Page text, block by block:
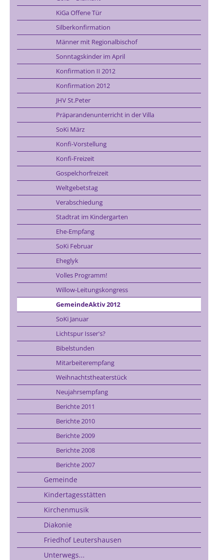
KiGa Offene Tür
Silberkonfirmation
Männer mit Regionalbischof
Sonntagskinder im April
Konfirmation II 2012
Konfirmation 2012
JHV St.Peter
Präparandenunterricht in der Villa
SoKi März
Konfi-Vorstellung
Konfi-Freizeit
Gospelchorfreizeit
Weltgebetstag
Verabschiedung
Stadtrat im Kindergarten
Ehe-Empfang
SoKi Februar
Eheglyk
Volles Programm!
Willow-Leitungskongress
GemeindeAktiv 2012
SoKi Januar
Lichtspur Isser's?
Bibelstunden
Mitarbeiterempfang
Weihnachtstheaterstück
Neujahrsempfang
Berichte 2011
Berichte 2010
Berichte 2009
Berichte 2008
Berichte 2007
Gemeinde
Kindertagesstätten
Kirchenmusik
Diakonie
Friedhof Leutershausen
Unterwegs...